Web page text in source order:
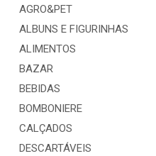
AGRO&PET
ALBUNS E FIGURINHAS
ALIMENTOS
BAZAR
BEBIDAS
BOMBONIERE
CALÇADOS
DESCARTÁVEIS